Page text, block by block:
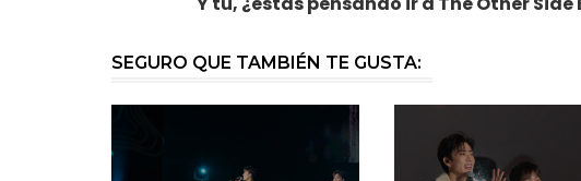
SEGURO QUE TAMBIÉN TE GUSTA: